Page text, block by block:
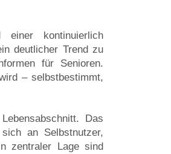
kontinuierlich
deutlicher Trend zu
für Senioren.
– selbstbestimmt,
Das
an Selbstnutzer,
zentraler Lage sind